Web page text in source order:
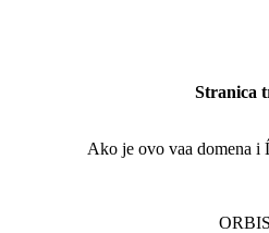
Stranica
Ako je ovo vaa domena i